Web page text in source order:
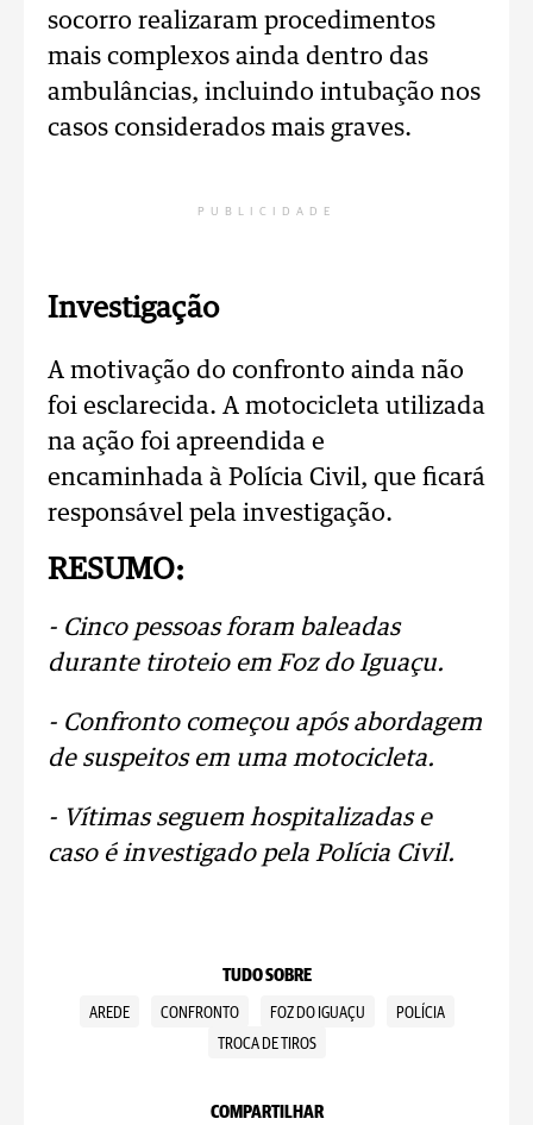
socorro realizaram procedimentos
mais complexos ainda dentro das
ambulâncias, incluindo intubação nos
casos considerados mais graves.
PUBLICIDADE
Investigação
A motivação do confronto ainda não
foi esclarecida. A motocicleta utilizada
na ação foi apreendida e
encaminhada à Polícia Civil, que ficará
responsável pela investigação.
RESUMO:
- Cinco pessoas foram baleadas
durante tiroteio em Foz do Iguaçu.
- Confronto começou após abordagem
de suspeitos em uma motocicleta.
- Vítimas seguem hospitalizadas e
caso é investigado pela Polícia Civil.
TUDO SOBRE
AREDE CONFRONTO FOZ DO IGUAÇU
POLÍCIA
TROCA DE TIROS
COMPARTILHAR